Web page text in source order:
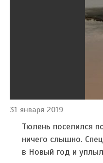
31 января 2019
Тюлень поселился
ничего слышно.
в Новый год и